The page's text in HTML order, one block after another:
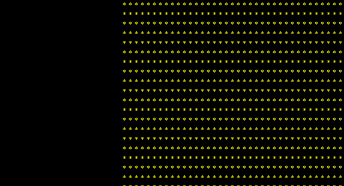
* * * * * * * * * * * * * * * * * * * * * * * * * * * * * * * * * * * * *
* * * * * * * * * * * * * * * * * * * * * * * * * * * * * * * * * * * * *
* * * * * * * * * * * * * * * * * * * * * * * * * * * * * * * * * * * * *
* * * * * * * * * * * * * * * * * * * * * * * * * * * * * * * * * * * * *
* * * * * * * * * * * * * * * * * * * * * * * * * * * * * * * * * * * * *
* * * * * * * * * * * * * * * * * * * * * * * * * * * * * * * * * * * * *
* * * * * * * * * * * * * * * * * * * * * * * * * * * * * * * * * * * * *
* * * * * * * * * * * * * * * * * * * * * * * * * * * * * * * * * * * * *
* * * * * * * * * * * * * * * * * * * * * * * * * * * * * * * * * * * * *
* * * * * * * * * * * * * * * * * * * * * * * * * * * * * * * * * * * * *
* * * * * * * * * * * * * * * * * * * * * * * * * * * * * * * * * * * * *
* * * * * * * * * * * * * * * * * * * * * * * * * * * * * * * * * * * * *
* * * * * * * * * * * * * * * * * * * * * * * * * * * * * * * * * * * * *
* * * * * * * * * * * * * * * * * * * * * * * * * * * * * * * * * * * * *
* * * * * * * * * * * * * * * * * * * * * * * * * * * * * * * * * * * * *
* * * * * * * * * * * * * * * * * * * * * * * * * * * * * * * * * * * * *
* * * * * * * * * * * * * * * * * * * * * * * * * * * * * * * * * * * * *
* * * * * * * * * * * * * * * * * * * * * * * * * * * * * * * * * * * * *
* * * * * * * * * * * * * * * * * * * * * * * * * * * * * * * * * * * * *